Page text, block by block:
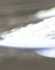
+ Hessen